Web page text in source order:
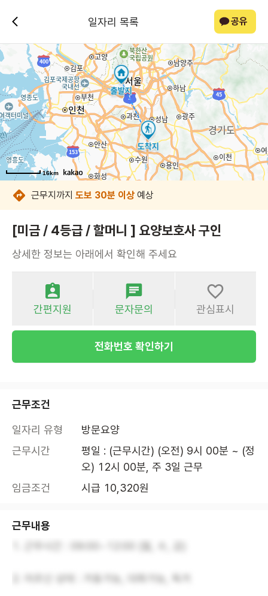
일자리 목록 공유
16km
16km
16km
16km
16km
16km
16km
16km
근무지까지 도보 30분 이상 예상
[미금 / 4등급 / 할머니 ] 요양보호사 구인
상세한 정보는 아래에서 확인해 주세요
간편지원 문자문의 관심표시
전화번호 확인하기
근무조건
일자리 유형
방문요양
근무시간
평일 : (근무시간) (오전) 9시 00분 ~ (정
오) 12시 00분, 주 3일 근무
임금조건
시급 10,320원
근무내용